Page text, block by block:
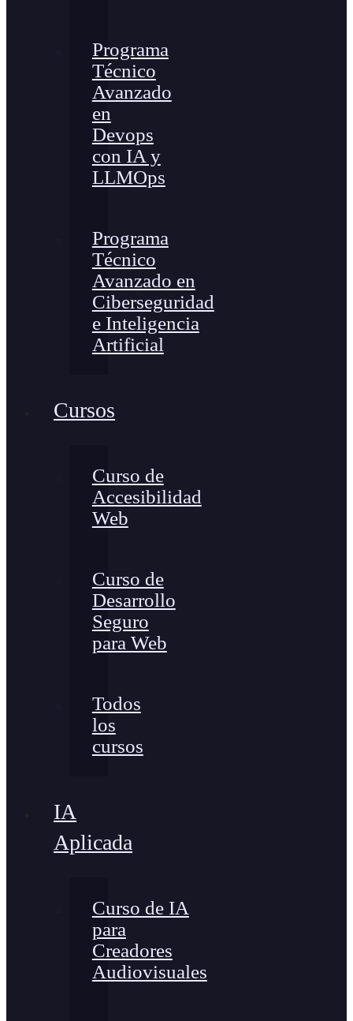
Programa
Técnico
Avanzado
en
Devops
con IA y
LLMOps
Programa
Técnico
Avanzado en
Ciberseguridad
e Inteligencia
Artificial
Cursos
Curso de
Accesibilidad
Web
Curso de
Desarrollo
Seguro
para Web
Todos
los
cursos
IA
Aplicada
Curso de IA
para
Creadores
Audiovisuales